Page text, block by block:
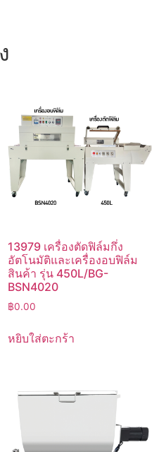
13979 เครื่องตัดฟิล์มกึ่ง
อัตโนมัติและเครื่องอบฟิล์ม
สินค้า รุ่น 450L/BG-
BSN4020
฿0.00
หยิบใส่ตะกร้า